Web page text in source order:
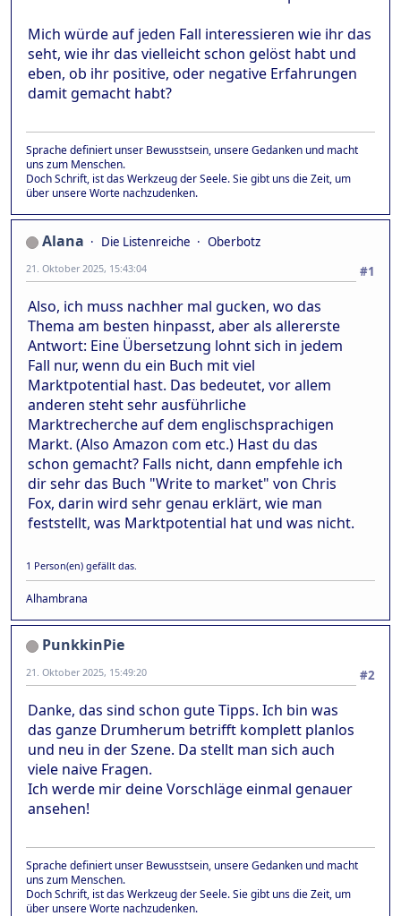
Mich würde auf jeden Fall interessieren wie ihr das
seht, wie ihr das vielleicht schon gelöst habt und
eben, ob ihr positive, oder negative Erfahrungen
damit gemacht habt?
Sprache definiert unser Bewusstsein, unsere Gedanken und macht
uns zum Menschen.
Doch Schrift, ist das Werkzeug der Seele. Sie gibt uns die Zeit, um
über unsere Worte nachzudenken.
Alana Die Listenreiche
Oberbotz
#1
21. Oktober 2025, 15:43:04
Also, ich muss nachher mal gucken, wo das
Thema am besten hinpasst, aber als allererste
Antwort: Eine Übersetzung lohnt sich in jedem
Fall nur, wenn du ein Buch mit viel
Marktpotential hast. Das bedeutet, vor allem
anderen steht sehr ausführliche
Marktrecherche auf dem englischsprachigen
Markt. (Also Amazon com etc.) Hast du das
schon gemacht? Falls nicht, dann empfehle ich
dir sehr das Buch "Write to market" von Chris
Fox, darin wird sehr genau erklärt, wie man
feststellt, was Marktpotential hat und was nicht.
1 Person(en) gefällt das.
Alhambrana
PunkkinPie
#2
21. Oktober 2025, 15:49:20
Danke, das sind schon gute Tipps. Ich bin was
das ganze Drumherum betrifft komplett planlos
und neu in der Szene. Da stellt man sich auch
viele naive Fragen.
Ich werde mir deine Vorschläge einmal genauer
ansehen!
Sprache definiert unser Bewusstsein, unsere Gedanken und macht
uns zum Menschen.
Doch Schrift, ist das Werkzeug der Seele. Sie gibt uns die Zeit, um
über unsere Worte nachzudenken.